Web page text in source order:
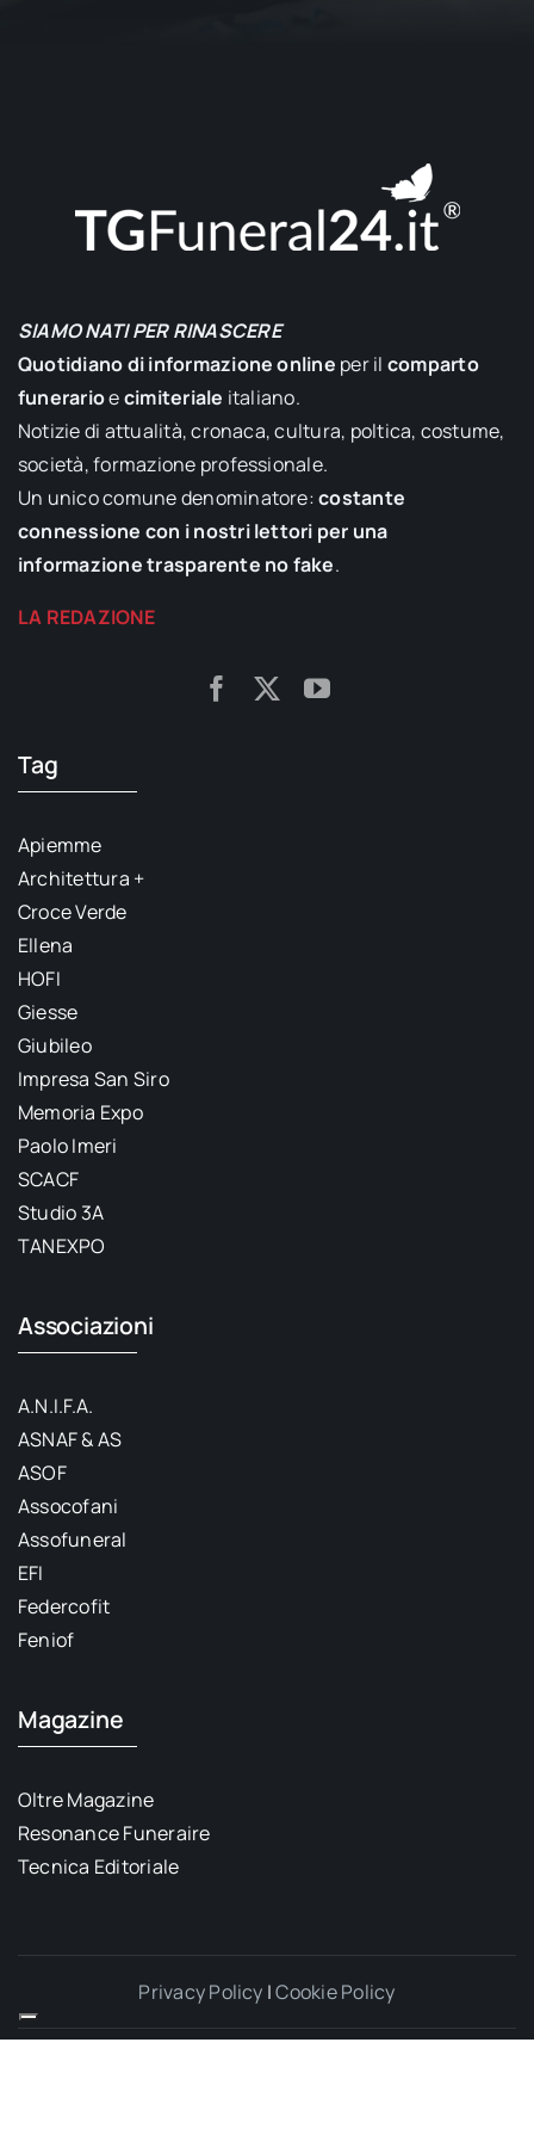
SIAMO NATI PER RINASCERE
Quotidiano di informazione online per il comparto
funerarioecimiteriale italiano.
Notizie di attualità, cronaca, cultura, poltica, costume,
società, formazione professionale.
Un unico comune denominatore:costante
connessione con i nostri lettori per una
informazione trasparente no fake.
LA REDAZIONE
Tag
Apiemme
Architettura +
Croce Verde
Ellena
HOFI
Giesse
Giubileo
Impresa San Siro
Memoria Expo
Paolo Imeri
SCACF
Studio 3A
TANEXPO
Associazioni
A.N.I.F.A.
ASNAF & AS
ASOF
Assocofani
Assofuneral
EFI
Federcofit
Feniof
Magazine
Oltre Magazine
Resonance Funeraire
Tecnica Editoriale
Privacy Policy |Cookie Policy